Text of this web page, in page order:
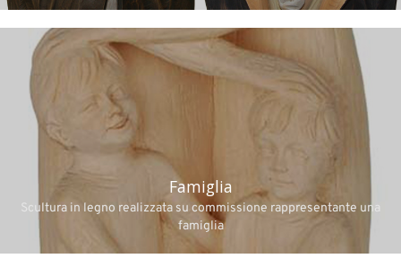
Famiglia
Scultura in legno realizzata su commissione rappresentante una
famiglia